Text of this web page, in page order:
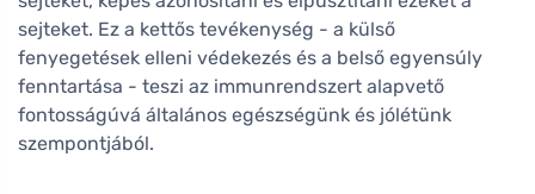
sejteket. Ez a kettős tevékenység - a külső
fenyegetések elleni védekezés és a belső egyensúly
fenntartása - teszi az immunrendszert alapvető
fontosságúvá általános egészségünk és jólétünk
szempontjából.